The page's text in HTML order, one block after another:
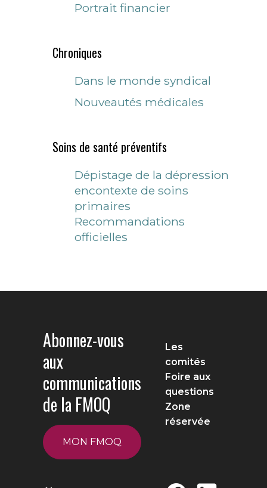
Portrait financier
Chroniques
Dans le monde syndical
Nouveautés médicales
Soins de santé préventifs
Dépistage de la dépression
encontexte de soins
primaires
Recommandations
officielles
Abonnez-vous
aux
communications
de la FMOQ
MON FMOQ
Les
comités
Foire aux
questions
Zone
réservée